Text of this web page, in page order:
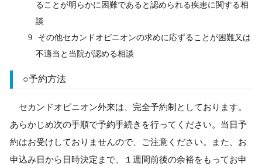
ることが明らかに困難であると認められる疾患に関する相
談
その他セカンドオピニオンの求めに応ずることが困難又は
不適当と当院が認める相談
○予約方法
セカンドオピニオン外来は、完全予約制としております。
あらかじめ次の手順で予約手続きを行ってください。当日予
約はお受けしておりませんので、ご注意ください。また、お
申込み日から日時決定まで、１週間前後の余裕をもってお申